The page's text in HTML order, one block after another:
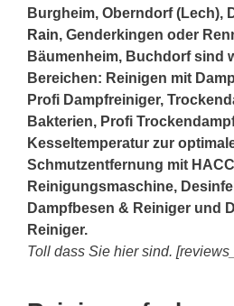
Burgheim, Oberndorf (Lech),
Rain, Genderkingen oder
Bäumenheim, Buchdorf sind
Bereichen: Reinigen mit
Profi Dampfreiniger,
Bakterien, Profi
Kesseltemperatur zur
Schmutzentfernung mit
Reinigungsmaschine,
Dampfbesen & Reiniger und
Reiniger.
Toll dass Sie hier sind.